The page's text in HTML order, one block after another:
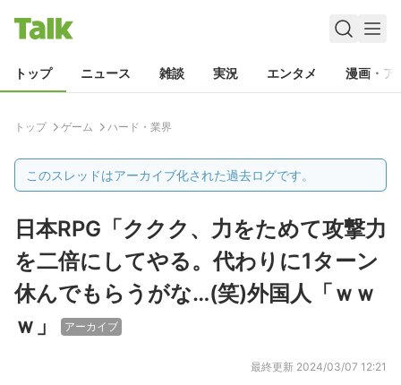
トップ ニュース 雑談 実況 エンタメ 漫画・ア
トップ ゲーム ハード・業界
このスレッドはアーカイブ化された過去ログです。
日本RPG「ククク、力をためて攻撃力
を二倍にしてやる。代わりに1ターン
休んでもらうがな…(笑)外国人「ｗｗ
ｗ」
アーカイブ
最終更新 2024/03/07 12:21